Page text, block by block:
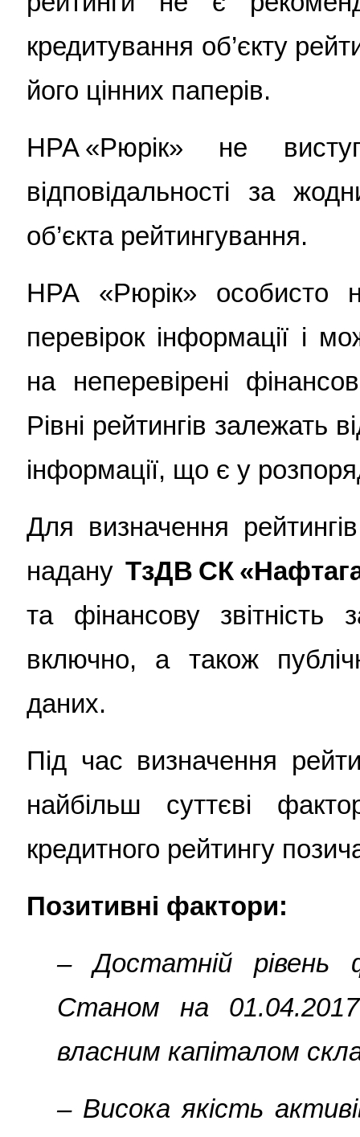
кредитування об’єкту
його цінних паперів.
НРА «Рюрік» не
відповідальності за
об’єкта рейтингування.
НРА «Рюрік» особисто
перевірок інформації і
на неперевірені
Рівні рейтингів залежать
інформації, що є у
Для визначення
надану ТзДВ СК
та фінансову
включно, а також
даних.
Під час визначення
найбільш суттєві
кредитного рейтингу
Позитивні фактори:
– Достатній рівень
Станом на
власним капіталом
– Висока якість